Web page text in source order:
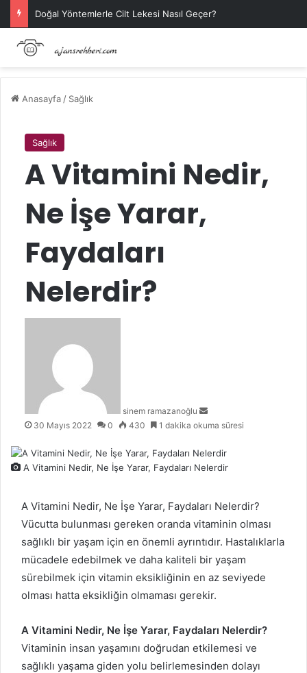
Doğal Yöntemlerle Cilt Lekesi Nasıl Geçer?
Anasayfa / Sağlık
Sağlık
A Vitamini Nedir,
Ne İşe Yarar,
Faydaları
Nelerdir?
sinem ramazanoğlu
30 Mayıs 2022 0 430 1 dakika okuma süresi
A Vitamini Nedir, Ne İşe Yarar, Faydaları Nelerdir
A Vitamini Nedir, Ne İşe Yarar, Faydaları Nelerdir?
Vücutta bulunması gereken oranda vitaminin olması
sağlıklı bir yaşam için en önemli ayrıntıdır. Hastalıklarla
mücadele edebilmek ve daha kaliteli bir yaşam
sürebilmek için vitamin eksikliğinin en az seviyede
olması hatta eksikliğin olmaması gerekir.
A Vitamini Nedir, Ne İşe Yarar, Faydaları Nelerdir?
Vitaminin insan yaşamını doğrudan etkilemesi ve
sağlıklı yaşama giden yolu belirlemesinden dolayı